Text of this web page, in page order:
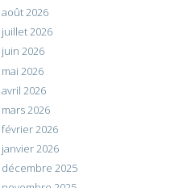
août 2026
juillet 2026
juin 2026
mai 2026
avril 2026
mars 2026
février 2026
janvier 2026
décembre 2025